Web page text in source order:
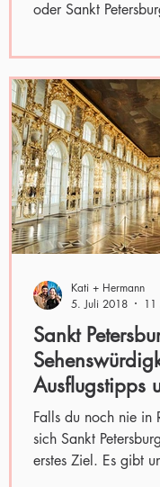
oder Sankt
Sankt
Ausflugstipps
Falls du noch nie in
sich Sankt
erstes Ziel. Es gibt
Kati + Hermann
5. Juli 2018
11